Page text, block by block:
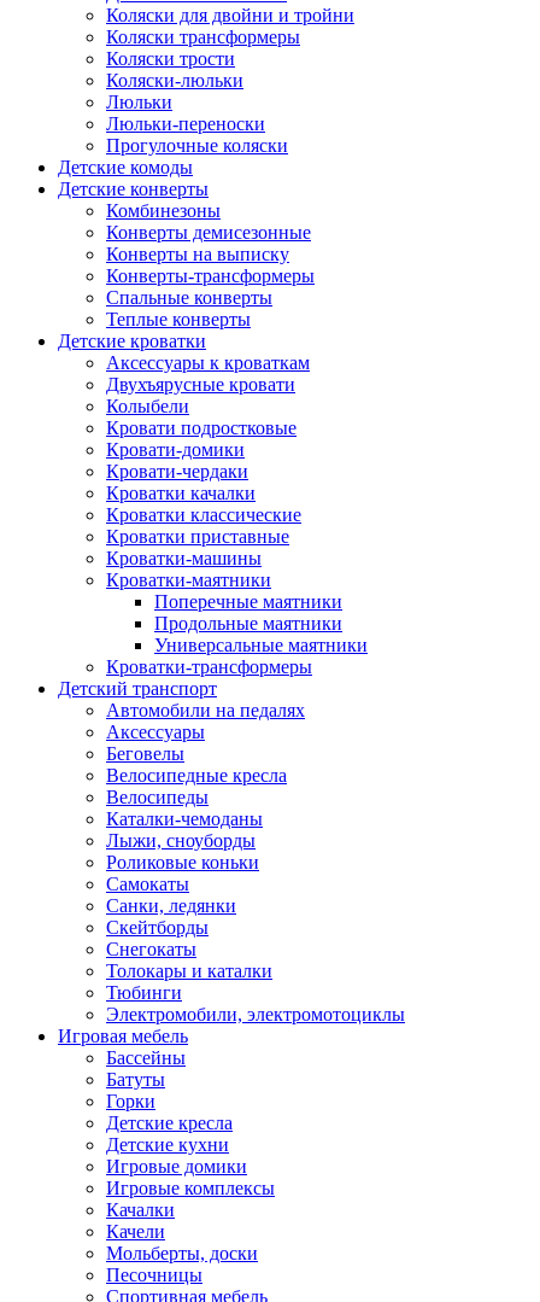
Коляски для двойни и тройни
Коляски трансформеры
Коляски трости
Коляски-люльки
Люльки
Люльки-переноски
Прогулочные коляски
Детские комоды
Детские конверты
Комбинезоны
Конверты демисезонные
Конверты на выписку
Конверты-трансформеры
Спальные конверты
Теплые конверты
Детские кроватки
Аксессуары к кроваткам
Двухъярусные кровати
Колыбели
Кровати подростковые
Кровати-домики
Кровати-чердаки
Кроватки качалки
Кроватки классические
Кроватки приставные
Кроватки-машины
Кроватки-маятники
Поперечные маятники
Продольные маятники
Универсальные маятники
Кроватки-трансформеры
Детский транспорт
Автомобили на педалях
Аксессуары
Беговелы
Велосипедные кресла
Велосипеды
Каталки-чемоданы
Лыжи, сноуборды
Роликовые коньки
Самокаты
Санки, ледянки
Скейтборды
Снегокаты
Толокары и каталки
Тюбинги
Электромобили, электромотоциклы
Игровая мебель
Бассейны
Батуты
Горки
Детские кресла
Детские кухни
Игровые домики
Игровые комплексы
Качалки
Качели
Мольберты, доски
Песочницы
Спортивная мебель